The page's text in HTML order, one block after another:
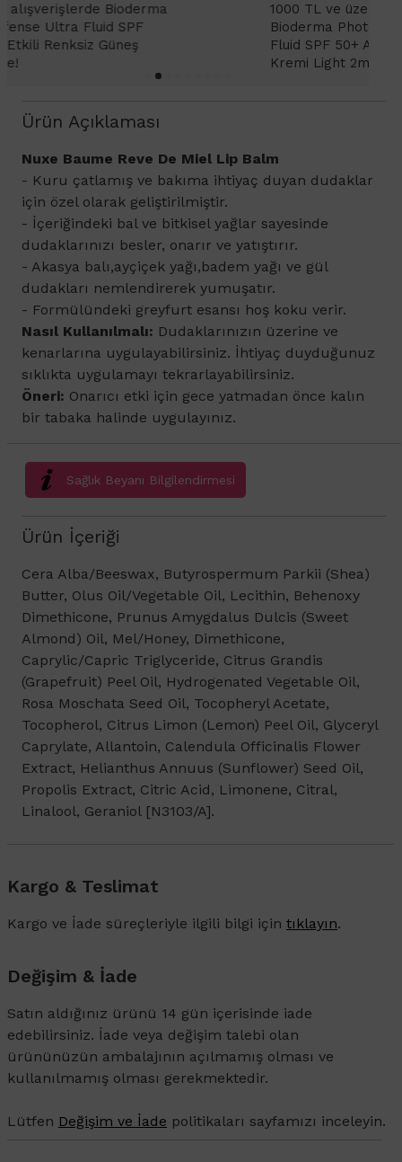
1000 TL ve üzeri alışverişlerinizde
Bioderma Photoderm XDefense Ultra
Fluid SPF 50+ Antioksidan Renkli Güneş
Ürün Açıklaması
Nuxe Baume Reve De Miel Lip Balm
- Kuru çatlamış ve bakıma ihtiyaç duyan dudaklar
için özel olarak geliştirilmiştir.
- İçeriğindeki bal ve bitkisel yağlar sayesinde
dudaklarınızı besler, onarır ve yatıştırır.
- Akasya balı,ayçiçek yağı,badem yağı ve gül
dudakları nemlendirerek yumuşatır.
- Formülündeki greyfurt esansı hoş koku verir.
Nasıl Kullanılmalı: Dudaklarınızın üzerine ve
kenarlarına uygulayabilirsiniz. İhtiyaç duyduğunuz
sıklıkta uygulamayı tekrarlayabilirsiniz.
Öneri: Onarıcı etki için gece yatmadan önce kalın
bir tabaka halinde uygulayınız.
Sağlık Beyanı Bilgilendirmesi
Ürün İçeriği
Cera Alba/Beeswax, Butyrospermum Parkii (Shea)
Butter, Olus Oil/Vegetable Oil, Lecithin, Behenoxy
Dimethicone, Prunus Amygdalus Dulcis (Sweet
Almond) Oil, Mel/Honey, Dimethicone,
Caprylic/Capric Triglyceride, Citrus Grandis
(Grapefruit) Peel Oil, Hydrogenated Vegetable Oil,
Rosa Moschata Seed Oil, Tocopheryl Acetate,
Tocopherol, Citrus Limon (Lemon) Peel Oil, Glyceryl
Caprylate, Allantoin, Calendula Officinalis Flower
Extract, Helianthus Annuus (Sunflower) Seed Oil,
Propolis Extract, Citric Acid, Limonene, Citral,
Linalool, Geraniol [N3103/A].
Kargo & Teslimat
Kargo ve İade süreçleriyle ilgili bilgi için tıklayın.
Değişim & İade
Satın aldığınız ürünü 14 gün içerisinde iade
edebilirsiniz. İade veya değişim talebi olan
ürününüzün ambalajının açılmamış olması ve
kullanılmamış olması gerekmektedir.
Lütfen Değişim ve İade politikaları sayfamızı inceleyin.